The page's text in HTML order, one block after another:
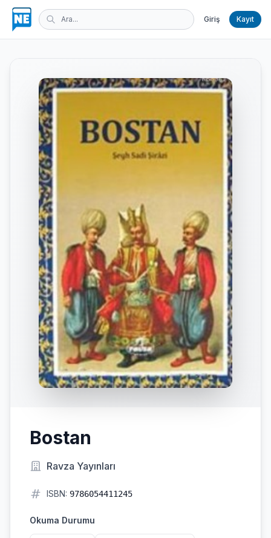
Giriş Kayıt
Bostan
Ravza Yayınları
ISBN: 9786054411245
Okuma Durumu